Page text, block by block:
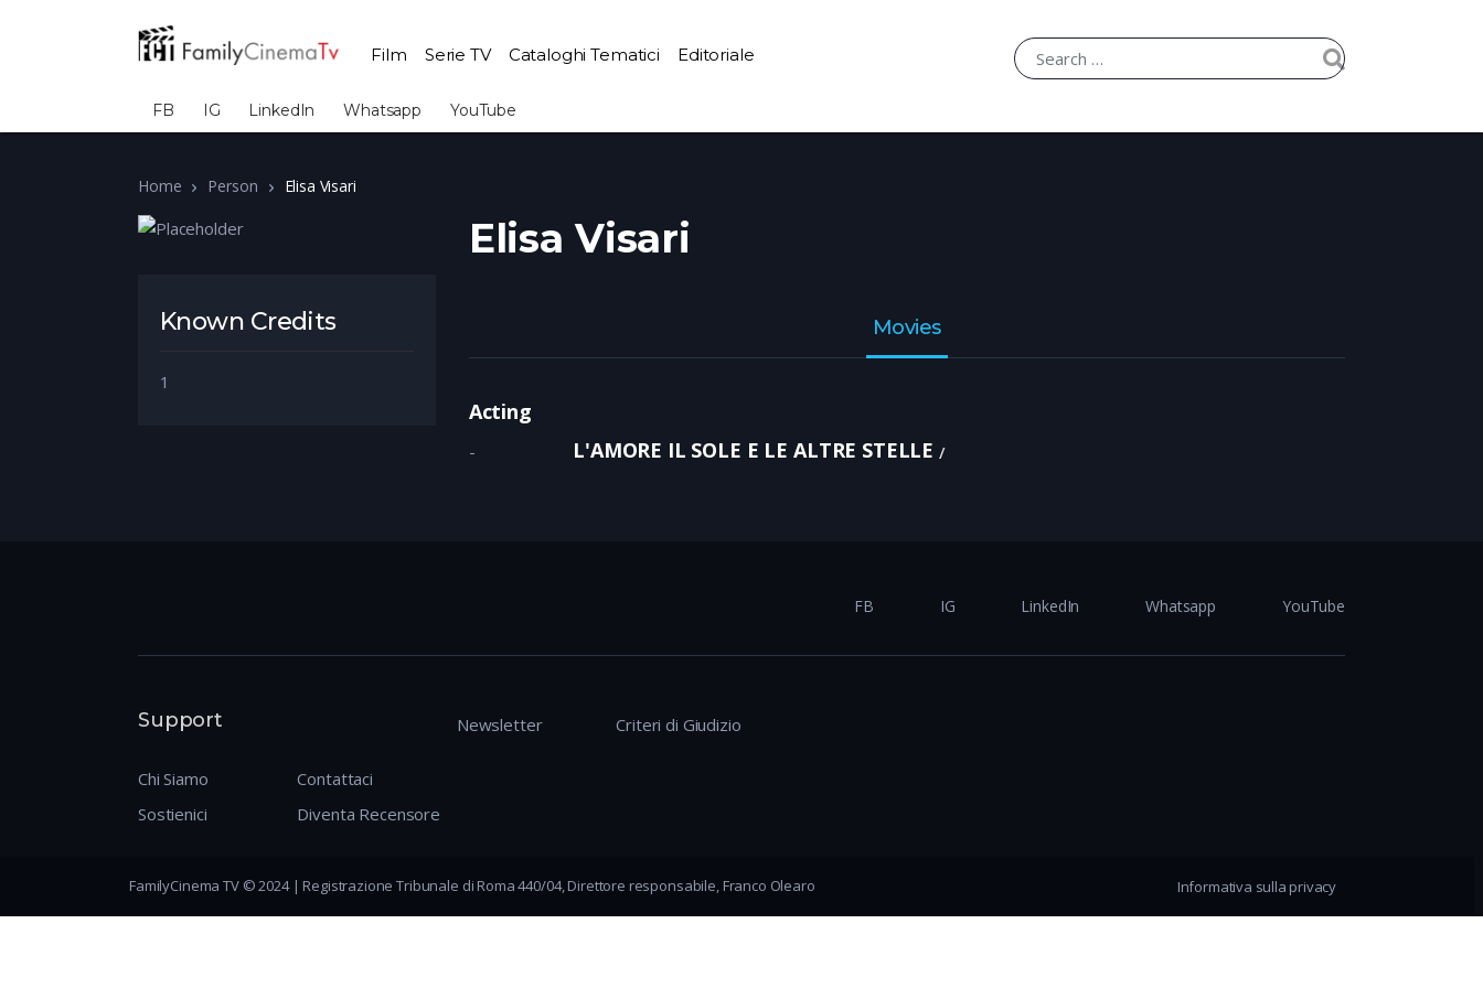
Film Serie TV Cataloghi Tematici Editoriale
FB IG LinkedIn Whatsapp YouTube
Home Person Elisa Visari
Known Credits
1
Elisa Visari
Movies
Acting
- L'AMORE IL SOLE E LE ALTRE STELLE
FB IG LinkedIn Whatsapp YouTube
Support
Chi Siamo
Sostienici
Contattaci
Diventa Recensore
Newsletter Criteri di Giudizio
FamilyCinema TV © 2024 | Registrazione Tribunale di Roma 440/04, Direttore responsabile, Franco Olearo Informativa sulla privacy